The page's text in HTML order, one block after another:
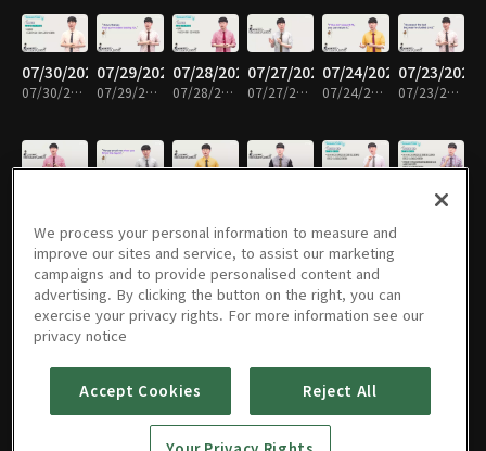
07/30/2026
07/30/2026 • 10분
07/29/2026
07/29/2026 • 10분
07/28/2026
07/28/2026 • 10분
07/27/2026
07/27/2026 • 10분
07/24/2026
07/24/2026 • 10분
07/23/2026
07/23/2026 • 10분
07/15/2026
07/14/2026
07/14/2026 • 10분
07/13/202607/10/202607/09/202607/08/202607/07/2026
We process your personal information to measure and
improve our sites and service, to assist our marketing
campaigns and to provide personalised content and
advertising. By clicking the button on the right, you can
exercise your privacy rights. For more information see our
privacy notice
Accept Cookies Reject All